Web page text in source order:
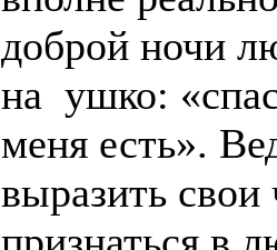
доброй ночи
на ушко:
меня есть».
выразить свои